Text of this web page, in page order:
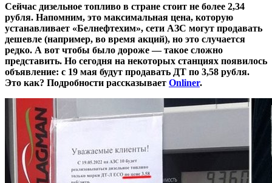
Сейчас дизельное топливо в стране стоит не более 2,34
рубля. Напомним, это максимальная цена, которую
устанавливает «Белнефтехим», сети АЗС могут продавать
дешевле (например, во время акций), но это случается
редко. А вот чтобы было дороже — такое сложно
представить. Но сегодня на некоторых станциях появилось
объявление: с 19 мая будут продавать ДТ по 3,58 рубля.
Это как? Подробности рассказывает Onliner.